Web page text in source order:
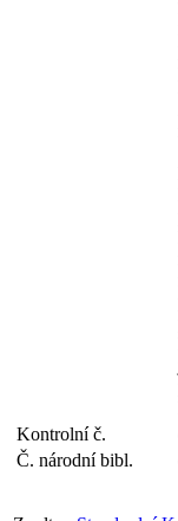
Kontrolní č.
Č. národní bibl.